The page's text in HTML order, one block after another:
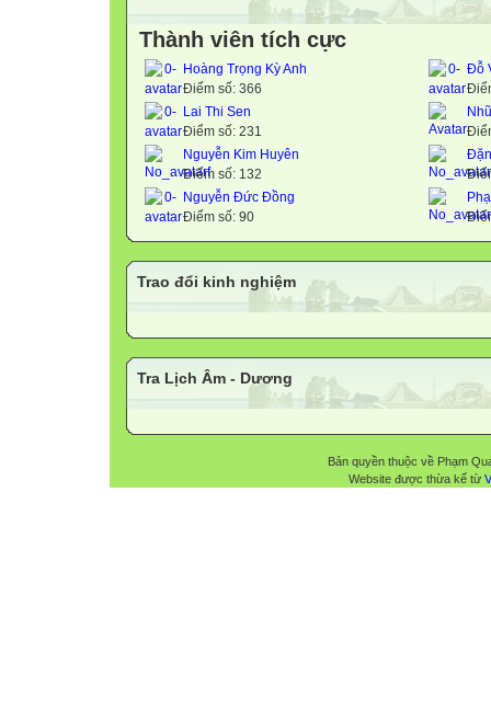
Thành viên tích cực
Hoàng Trọng Kỳ Anh
Điểm số: 366
Đỗ
Lai Thi Sen
Điểm số: 231
Nguyễn Kim Huyên
Điểm số: 132
Nguyễn Đức Đồng
Điểm số: 90
Trao đổi kinh nghiệm
Tra Lịch Âm - Dương
Bản quyền thuộc về Phạm
Website được thừa kế từ